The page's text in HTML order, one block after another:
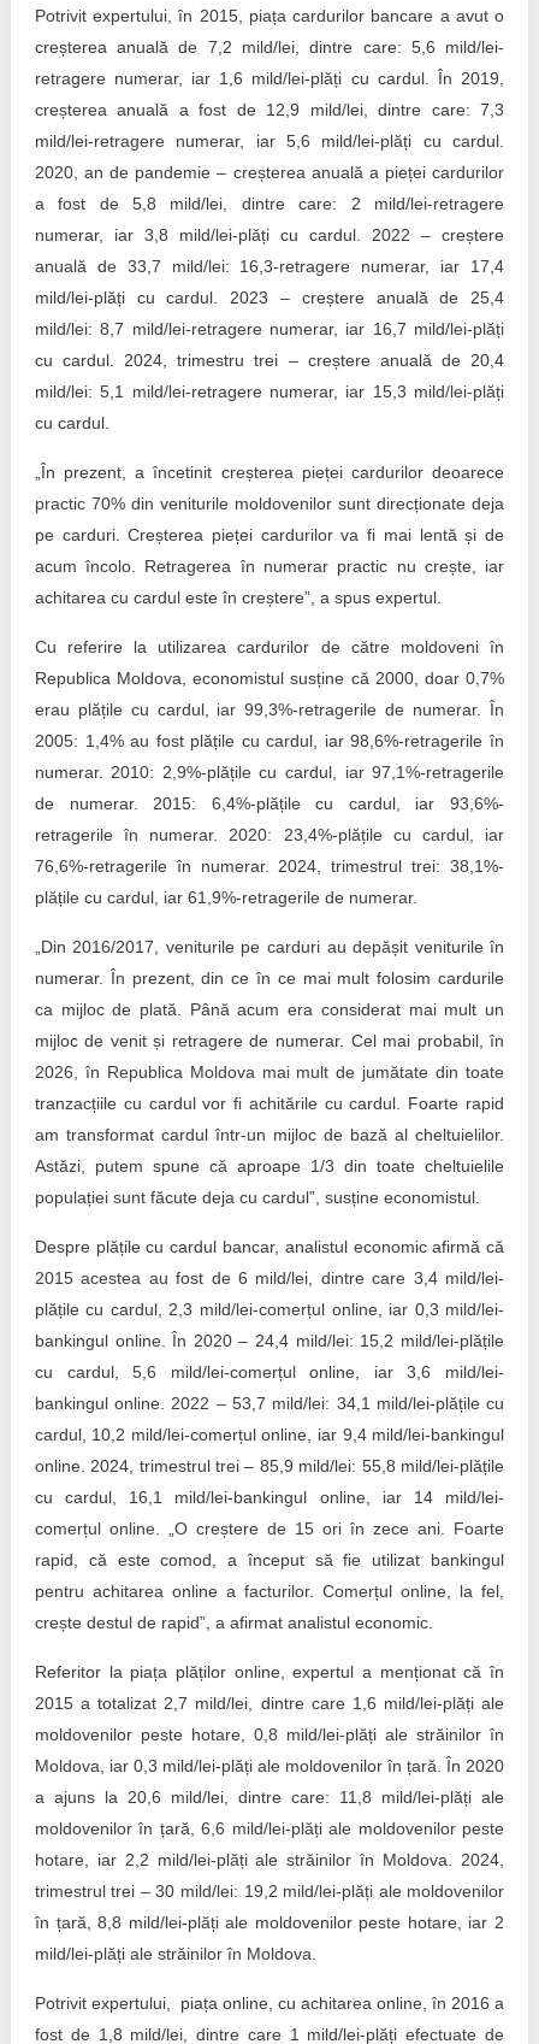
Potrivit expertului, în 2015, piața cardurilor bancare a avut o
creșterea anuală de 7,2 mild/lei, dintre care: 5,6 mild/lei-
retragere numerar, iar 1,6 mild/lei-plăți cu cardul. În 2019,
creșterea anuală a fost de 12,9 mild/lei, dintre care: 7,3
mild/lei-retragere numerar, iar 5,6 mild/lei-plăți cu cardul.
2020, an de pandemie – creșterea anuală a pieței cardurilor
a fost de 5,8 mild/lei, dintre care: 2 mild/lei-retragere
numerar, iar 3,8 mild/lei-plăți cu cardul. 2022 – creștere
anuală de 33,7 mild/lei: 16,3-retragere numerar, iar 17,4
mild/lei-plăți cu cardul. 2023 – creștere anuală de 25,4
mild/lei: 8,7 mild/lei-retragere numerar, iar 16,7 mild/lei-plăți
cu cardul. 2024, trimestru trei – creștere anuală de 20,4
mild/lei: 5,1 mild/lei-retragere numerar, iar 15,3 mild/lei-plăți
cu cardul.
„În prezent, a încetinit creșterea pieței cardurilor deoarece
practic 70% din veniturile moldovenilor sunt direcționate deja
pe carduri. Creșterea pieței cardurilor va fi mai lentă și de
acum încolo. Retragerea în numerar practic nu crește, iar
achitarea cu cardul este în creștere”, a spus expertul.
Cu referire la utilizarea cardurilor de către moldoveni în
Republica Moldova, economistul susține că 2000, doar 0,7%
erau plățile cu cardul, iar 99,3%-retragerile de numerar. În
2005: 1,4% au fost plățile cu cardul, iar 98,6%-retragerile în
numerar. 2010: 2,9%-plățile cu cardul, iar 97,1%-retragerile
de numerar. 2015: 6,4%-plățile cu cardul, iar 93,6%-
retragerile în numerar. 2020: 23,4%-plățile cu cardul, iar
76,6%-retragerile în numerar. 2024, trimestrul trei: 38,1%-
plățile cu cardul, iar 61,9%-retragerile de numerar.
„Din 2016/2017, veniturile pe carduri au depășit veniturile în
numerar. În prezent, din ce în ce mai mult folosim cardurile
ca mijloc de plată. Până acum era considerat mai mult un
mijloc de venit și retragere de numerar. Cel mai probabil, în
2026, în Republica Moldova mai mult de jumătate din toate
tranzacțiile cu cardul vor fi achitările cu cardul. Foarte rapid
am transformat cardul într-un mijloc de bază al cheltuielilor.
Astăzi, putem spune că aproape 1/3 din toate cheltuielile
populației sunt făcute deja cu cardul”, susține economistul.
Despre plățile cu cardul bancar, analistul economic afirmă că
2015 acestea au fost de 6 mild/lei, dintre care 3,4 mild/lei-
plățile cu cardul, 2,3 mild/lei-comerțul online, iar 0,3 mild/lei-
bankingul online. În 2020 – 24,4 mild/lei: 15,2 mild/lei-plățile
cu cardul, 5,6 mild/lei-comerțul online, iar 3,6 mild/lei-
bankingul online. 2022 – 53,7 mild/lei: 34,1 mild/lei-plățile cu
cardul, 10,2 mild/lei-comerțul online, iar 9,4 mild/lei-bankingul
online. 2024, trimestrul trei – 85,9 mild/lei: 55,8 mild/lei-plățile
cu cardul, 16,1 mild/lei-bankingul online, iar 14 mild/lei-
comerțul online. „O creștere de 15 ori în zece ani. Foarte
rapid, că este comod, a început să fie utilizat bankingul
pentru achitarea online a facturilor. Comerțul online, la fel,
crește destul de rapid”, a afirmat analistul economic.
Referitor la piața plăților online, expertul a menționat că în
2015 a totalizat 2,7 mild/lei, dintre care 1,6 mild/lei-plăți ale
moldovenilor peste hotare, 0,8 mild/lei-plăți ale străinilor în
Moldova, iar 0,3 mild/lei-plăți ale moldovenilor în țară. În 2020
a ajuns la 20,6 mild/lei, dintre care: 11,8 mild/lei-plăți ale
moldovenilor în țară, 6,6 mild/lei-plăți ale moldovenilor peste
hotare, iar 2,2 mild/lei-plăți ale străinilor în Moldova. 2024,
trimestrul trei – 30 mild/lei: 19,2 mild/lei-plăți ale moldovenilor
în țară, 8,8 mild/lei-plăți ale moldovenilor peste hotare, iar 2
mild/lei-plăți ale străinilor în Moldova.
Potrivit expertului, piața online, cu achitarea online, în 2016 a
fost de 1,8 mild/lei, dintre care 1 mild/lei-plăți efectuate de